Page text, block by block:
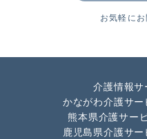
お気軽に
介護情報サ
かながわ介護サ
熊本県介護サー
鹿児島県介護サ